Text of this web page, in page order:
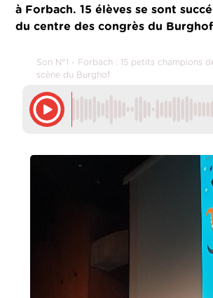
à Forbach. 15 élèves se sont
du centre des congrès du
Son N°1 - Forbach : 15 petits champions
scène du Burghof